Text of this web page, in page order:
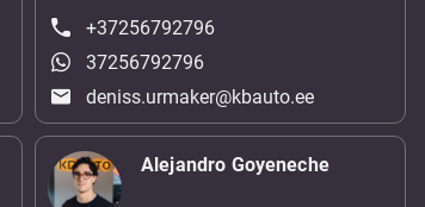
+37256792796
37256792796
deniss.urmaker@kbauto.ee
Alejandro Goyeneche